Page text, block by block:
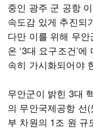
중인 광주 군 공항
속도감 있게 추진되
다만 이를 위해 무
온 ‘3대 요구조건’
속히 가시화되어야
무안군이 밝힌 3대
의 무안국제공항 선
부 차원의 1조 원 규